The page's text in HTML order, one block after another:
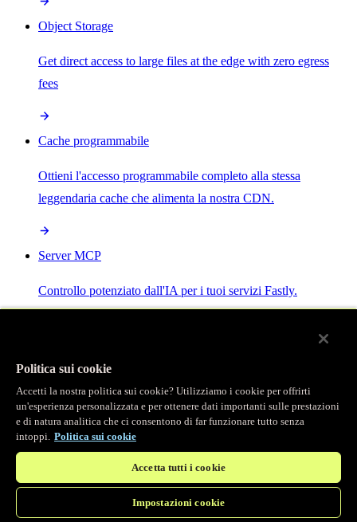
Object Storage
Get direct access to large files at the edge with zero egress
fees
Cache programmabile
Ottieni l'accesso programmabile completo alla stessa
leggendaria cache che alimenta la nostra CDN.
Server MCP
Controllo potenziato dall'IA per i tuoi servizi Fastly.
Main menu
/ Prodotti
Osservabilità
Logging in tempo reale
Politica sui cookie
Accetti la nostra politica sui cookie? Utilizziamo i cookie per offrirti
un'esperienza personalizzata e per ottenere dati importanti sulle prestazioni
e di natura analitica che ci consentono di far funzionare tutto senza
intoppi. Politica sui cookie
Accetta tutti i cookie
Impostazioni cookie